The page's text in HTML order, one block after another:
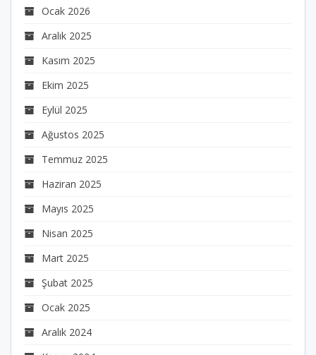
Ocak 2026
Aralık 2025
Kasım 2025
Ekim 2025
Eylül 2025
Ağustos 2025
Temmuz 2025
Haziran 2025
Mayıs 2025
Nisan 2025
Mart 2025
Şubat 2025
Ocak 2025
Aralık 2024